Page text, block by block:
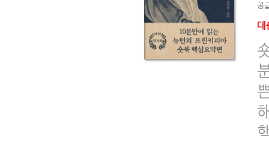
공
대